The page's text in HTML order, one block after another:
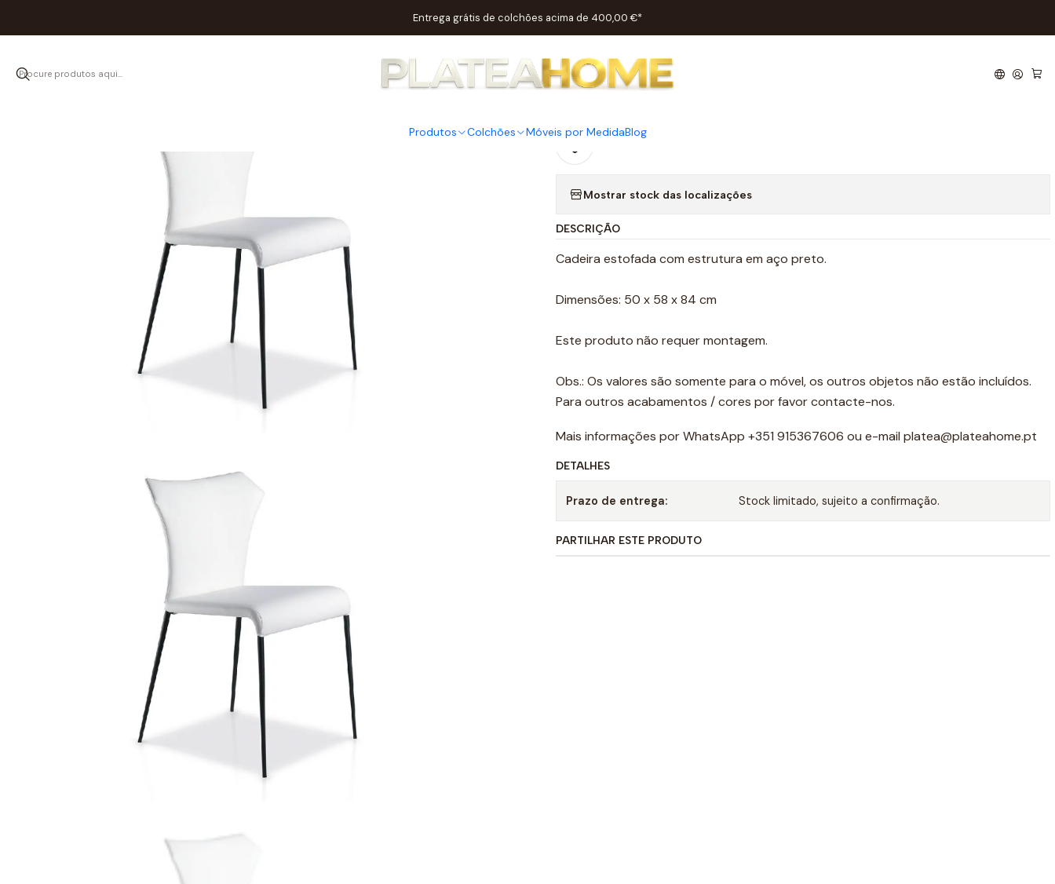
Produtos Colchões Móveis por MedidaBlog
Entrega grátis de colchões acima de 400,00 €*
Início Salas Cadeiras / Cadeirões Cadeira HY219
|
Cadeira HY219
Mostrar stock das localizações
DESCRIÇÃO
Cadeira estofada com estrutura em aço preto.
Dimensões: 50 x 58 x 84 cm
Este produto não requer montagem.
Obs.: Os valores são somente para o móvel, os outros objetos não estão incluídos.
Para outros acabamentos / cores por favor contacte-nos.
Mais informações por WhatsApp +351 915367606 ou e-mail platea@plateahome.pt
DETALHES
Prazo de entrega: Stock limitado, sujeito a confirmação.
PARTILHAR ESTE PRODUTO